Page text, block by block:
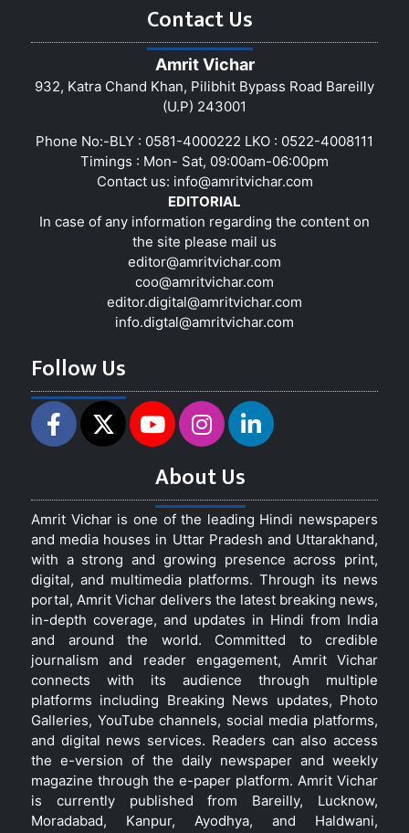
Contact Us
Amrit Vichar
932, Katra Chand Khan, Pilibhit Bypass Road Bareilly
(U.P) 243001
Phone No:-BLY : 0581-4000222 LKO : 0522-4008111
Timings : Mon- Sat, 09:00am-06:00pm
Contact us: info@amritvichar.com
EDITORIAL
In case of any information regarding the content on
the site please mail us
editor@amritvichar.com
coo@amritvichar.com
editor.digital@amritvichar.com
info.digtal@amritvichar.com
Follow Us
About Us
Amrit Vichar is one of the leading Hindi newspapers
and media houses in Uttar Pradesh and Uttarakhand,
with a strong and growing presence across print,
digital, and multimedia platforms. Through its news
portal, Amrit Vichar delivers the latest breaking news,
in-depth coverage, and updates in Hindi from India
and around the world. Committed to credible
journalism and reader engagement, Amrit Vichar
connects with its audience through multiple
platforms including Breaking News updates, Photo
Galleries, YouTube channels, social media platforms,
and digital news services. Readers can also access
the e-version of the daily newspaper and weekly
magazine through the e-paper platform. Amrit Vichar
is currently published from Bareilly, Lucknow,
Moradabad, Kanpur, Ayodhya, and Haldwani,